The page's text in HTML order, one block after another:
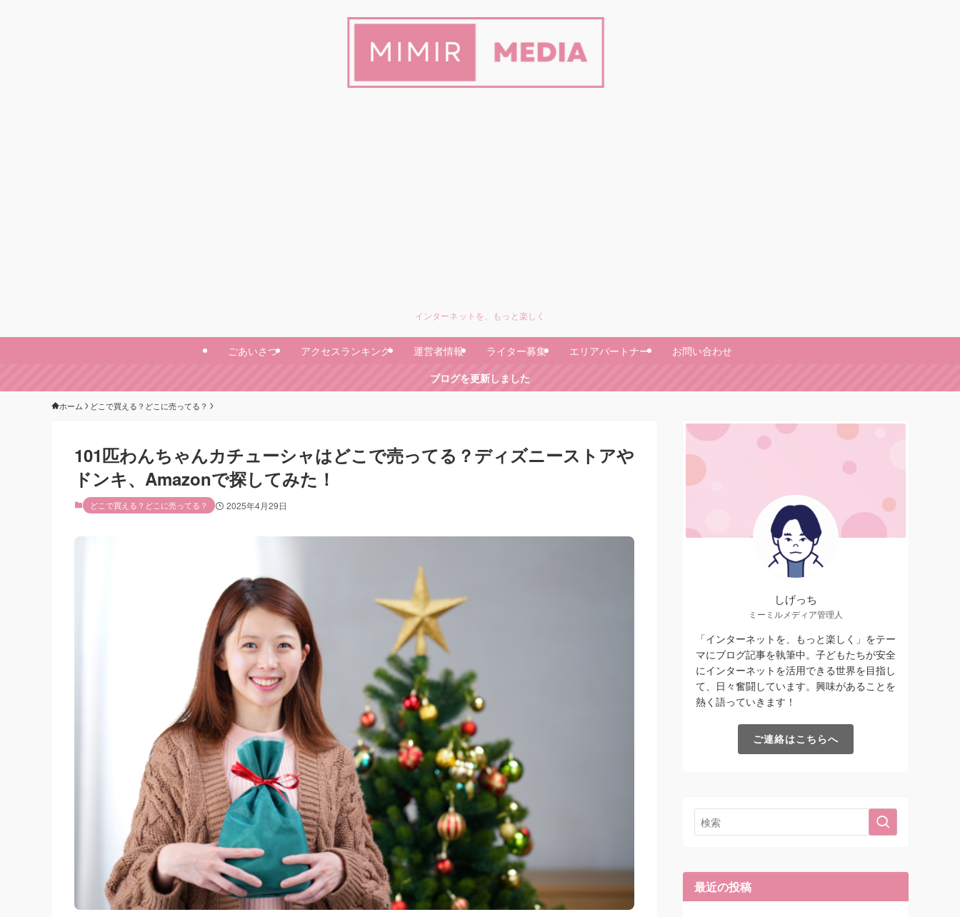
インターネットを、もっと楽しく
ごあいさつ アクセスランキング 運営者情報 ライター募集 エリアパートナー
お問い合わせ
ブログを更新しました
ホーム どこで買える？どこに売ってる？
101匹わんちゃんカチューシャはどこで売ってる？ディズニーストアや
ドンキ、Amazonで探してみた！
どこで買える？どこに売ってる？ 2025年4月29日
しげっち
ミーミルメディア管理人
「インターネットを、もっと楽しく」をテー
マにブログ記事を執筆中。子どもたちが安全
にインターネットを活用できる世界を目指し
て、日々奮闘しています。興味があることを
熱く語っていきます！
ご連絡はこちらへ
最近の投稿